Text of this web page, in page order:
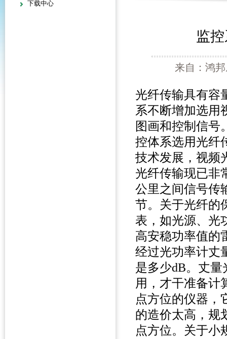
下载中心
监
来自：鸿
光纤传输具有容
系不断增加选用
图画和控制信号
控体系选用光纤
技术发展，视频
光纤传输现已非
公里之间信号传
节。关于光纤的
表，如光源、光
高安稳功率值的
经过光功率计丈
是多少dB。丈
用，才干准备计
点方位的仪器，
的造价太高，规
点方位。关于小